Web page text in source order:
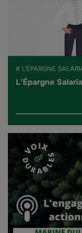
# L'ÉPARGNE
L'Épargne